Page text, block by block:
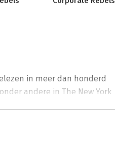
in meer dan honderd
andere in The New York
Het Financieele
Ze hebben twee nominaties